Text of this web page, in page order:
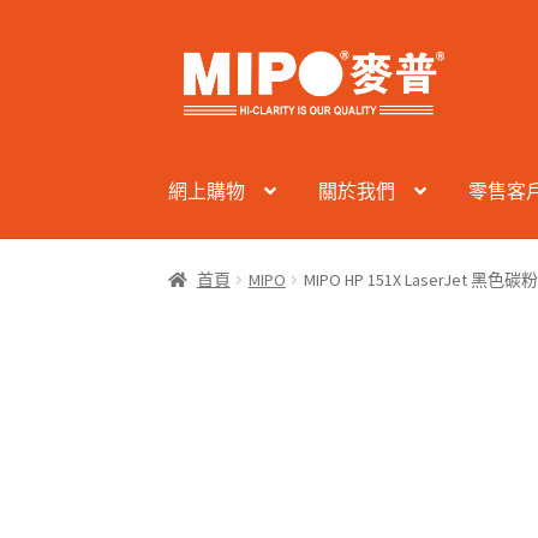
Skip
to
navigation
Skip
to
content
網上購物 關於我們 零售客
首頁 MIPO MIPO HP 151X LaserJet 黑色碳